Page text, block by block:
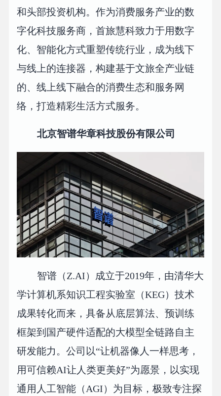
和头部投资机构。作为消费服务产业的数
字化科技服务商，首旅慧科致力于用数字
化、智能化方式重塑传统行业，成为线下
与线上的连接器，构建基于文旅全产业链
的、线上线下融合的消费生态和服务网
络，打造精彩生活方式服务。
北京智谱华章科技股份有限公司
智谱（Z.AI）成立于2019年，由清华大
学计算机系知识工程实验室（KEG）技术
成果转化而来，具备从底层算法、预训练
框架到国产硬件适配的大模型全链路自主
研发能力。公司以“让机器像人一样思考，
用可信赖AI让人类更美好”为愿景，以实现
通用人工智能（AGI）为目标，极致专注探